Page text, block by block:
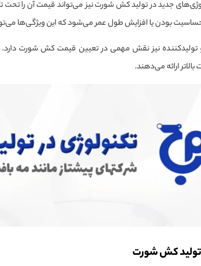
جدید در تولید کش شورت نیز می‌تواند قیمت آن را
بودن یا افزایش طول عمر می‌شود که این ویژگی‌ها
و تولیدکننده نیز نقش مهمی در تعیین قیمت کش شورت
ارائه می‌دهند.
تولید کش شورت